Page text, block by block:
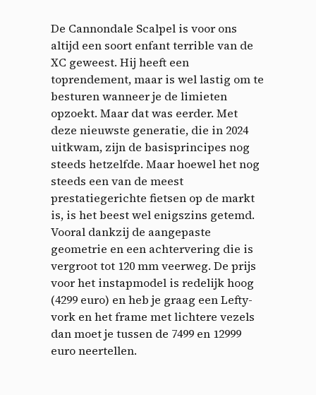
De Cannondale Scalpel is voor ons
altijd een soort enfant terrible van de
XC geweest. Hij heeft een
toprendement, maar is wel lastig om te
besturen wanneer je de limieten
opzoekt. Maar dat was eerder. Met
deze nieuwste generatie, die in 2024
uitkwam, zijn de basisprincipes nog
steeds hetzelfde. Maar hoewel het nog
steeds een van de meest
prestatiegerichte fietsen op de markt
is, is het beest wel enigszins getemd.
Vooral dankzij de aangepaste
geometrie en een achtervering die is
vergroot tot 120 mm veerweg. De prijs
voor het instapmodel is redelijk hoog
(4299 euro) en heb je graag een Lefty-
vork en het frame met lichtere vezels
dan moet je tussen de 7499 en 12999
euro neertellen.